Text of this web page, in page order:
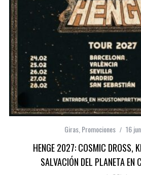
Giras,Promociones 16
HENGE 2027: COSMIC DROSS,
SALVACIÓN DEL PLANETA EN